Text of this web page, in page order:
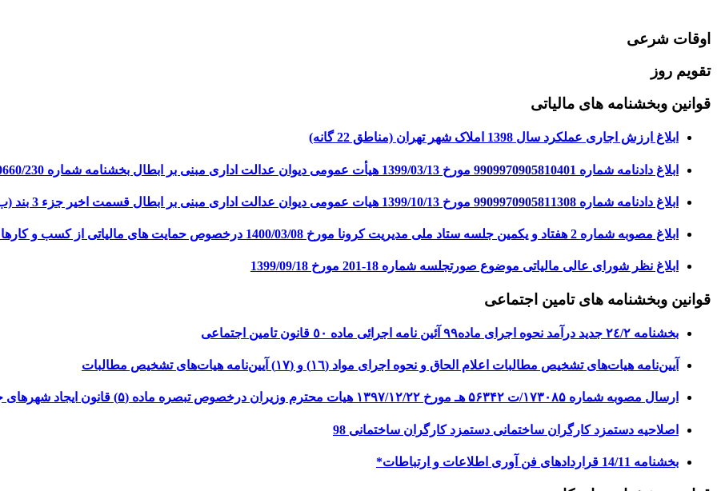
اوقات شرعی
تقویم روز
قوانین وبخشنامه های مالیاتی
ابلاغ ارزش اجاری عملکرد سال 1398 املاک شهر تهران (مناطق 22 گانه)
ابلاغ دادنامه شماره 9909970905810401 مورخ 1399/03/13 هیأت عمومی دیوان عدالت اداری مبنی بر ابطال بخشنامه شماره 30660/230/د مورخ 1397/06/17
ابلاغ دادنامه شماره 9909970905811308 مورخ 1399/10/13 هیات عمومی دیوان عدالت اداری مبنی بر ابطال قسمت اخیر جزء 3 بند (ب) بخشنامه شماره 200/96/158 مورخ 1396/12/07
ابلاغ مصوبه شماره 2 هفتاد و یکمین جلسه ستاد ملی مدیریت کرونا مورخ 1400/03/08 درخصوص حمایت های مالیاتی از کسب و کارها و مشاغل به شدت آسیب دیده از کرونا در سال 1400
ابلاغ نظر شورای عالی مالیاتی موضوع صورتجلسه شماره 18-201 مورخ 1399/09/18
قوانین وبخشنامه های تامین اجتماعی
بخشنامه ٢٤/٢ جدید درآمد نحوه اجرای ماده٩٩ آئین نامه اجرائی ماده ٥٠ قانون تامین اجتماعی
آیین‌نامه هیات‌های تشخیص مطالبات اعلام الحاق و نحوه اجرای مواد (١٦) و (١٧) آیین‌نامه هیات‌های تشخیص مطالبات
ارسال مصوبه شماره ۱۷۳۰۸۵/ت ۵۶۳۴۲ هـ مورخ ۱۳۹۷/۱۲/۲۲ هیات محترم وزیران درخصوص تبصره ماده (۵) قانون ایجاد شهرهای جدید
اصلاحیه دستمزد کارگران ساختمانی دستمزد کارگران ساختمانی 98
بخشنامه 11‏/14 قراردادهای فن آوری اطلاعات و ارتباطات*